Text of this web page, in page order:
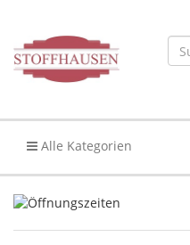
Alle Kategorien